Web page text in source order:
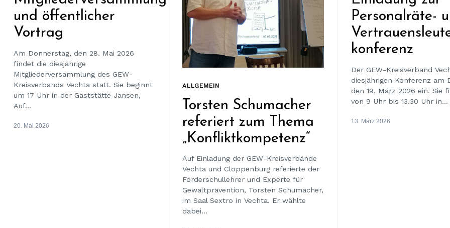
und öffentlicher
Vortrag
Am Donnerstag, den 28. Mai 2026
findet die diesjährige
Mitgliederversammlung des GEW-
Kreisverbands Vechta statt. Sie beginnt
um 17 Uhr in der Gaststätte Jansen,
Auf...
20. Mai 2026
ALLGEMEIN
Torsten Schumacher
referiert zum Thema
„Konfliktkompetenz“
Auf Einladung der GEW-Kreisverbände
Vechta und Cloppenburg referierte der
Förderschullehrer und Experte für
Gewaltprävention, Torsten Schumacher,
im Saal Sextro in Vechta. Er wählte
dabei...
Personalräte-
konferenz
Der GEW-Kreisverband
diesjährigen Konferenz am
den 19. März 2026 ein. Sie
von 9 Uhr bis 13.30 Uhr in...
13. März 2026